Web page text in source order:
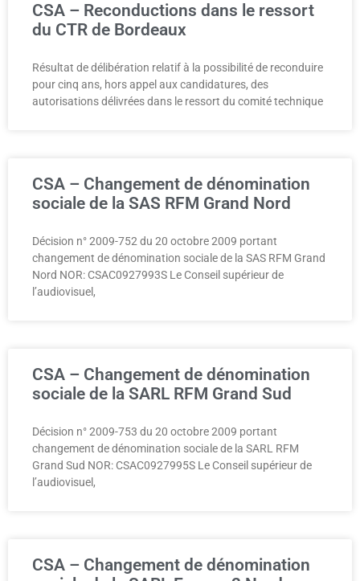
CSA – Reconductions dans le ressort
du CTR de Bordeaux
Résultat de délibération relatif à la possibilité de reconduire
pour cinq ans, hors appel aux candidatures, des
autorisations délivrées dans le ressort du comité technique
CSA – Changement de dénomination
sociale de la SAS RFM Grand Nord
Décision n° 2009-752 du 20 octobre 2009 portant
changement de dénomination sociale de la SAS RFM Grand
Nord NOR: CSAC0927993S Le Conseil supérieur de
l’audiovisuel,
CSA – Changement de dénomination
sociale de la SARL RFM Grand Sud
Décision n° 2009-753 du 20 octobre 2009 portant
changement de dénomination sociale de la SARL RFM
Grand Sud NOR: CSAC0927995S Le Conseil supérieur de
l’audiovisuel,
CSA – Changement de dénomination